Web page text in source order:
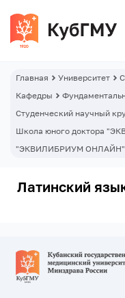
Главная Университет
Кафедры
Студенческий научный
Школа юного доктора
"ЭКВИЛИБРИУМ ОНЛАЙН"
Латинский